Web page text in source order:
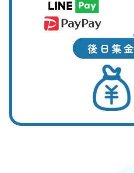
後日集金